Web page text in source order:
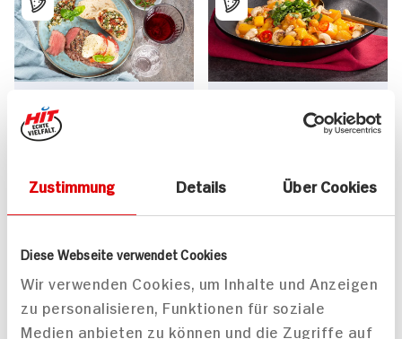
Zustimmung Details Über Cookies
Diese Webseite verwendet Cookies
Wir verwenden Cookies, um Inhalte und Anzeigen
zu personalisieren, Funktionen für soziale
Medien anbieten zu können und die Zugriffe auf
Rumpsteak Italian Style
888 kcal p. Portion
Kichererbsen